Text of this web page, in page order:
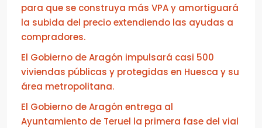
para que se construya más VPA y amortiguará
la subida del precio extendiendo las ayudas a
compradores.
El Gobierno de Aragón impulsará casi 500
viviendas públicas y protegidas en Huesca y su
área metropolitana.
El Gobierno de Aragón entrega al
Ayuntamiento de Teruel la primera fase del vial